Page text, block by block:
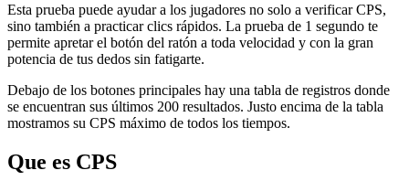
Esta prueba puede ayudar a los jugadores no solo a verificar CPS,
sino también a practicar clics rápidos. La prueba de 1 segundo te
permite apretar el botón del ratón a toda velocidad y con la gran
potencia de tus dedos sin fatigarte.
Debajo de los botones principales hay una tabla de registros donde
se encuentran sus últimos 200 resultados. Justo encima de la tabla
mostramos su CPS máximo de todos los tiempos.
Que es CPS